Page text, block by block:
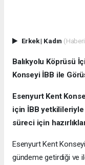
Erkek| Kadın
Balıkyolu Köprüsü
Konseyi İBB ile
Esenyurt Kent
için İBB yetkilileriyle
süreci için
Esenyurt Kent
gündeme getirdiği ve